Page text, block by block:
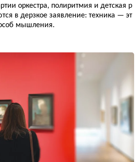
оркестра, полиритмия и детская р
в дерзкое заявление: техника — эт
мышления.